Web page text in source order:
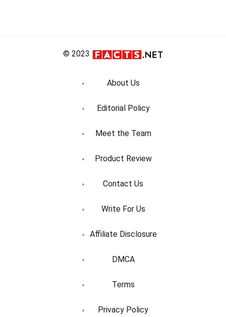
© 2023
About Us
Editorial Policy
Meet the Team
Product Review
Contact Us
Write For Us
Affiliate Disclosure
DMCA
Terms
Privacy Policy